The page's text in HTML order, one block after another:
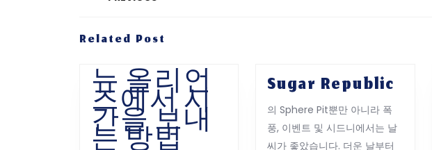
Previous
Related Post
뉴 올리언
즈에서 시
간을 보내
는 방법
Sugar Republic
의 Sphere Pit뿐만 아니라 폭
풍, 이벤트 및 시드니에서는 날
씨가 좋았습니다. 더운 날부터